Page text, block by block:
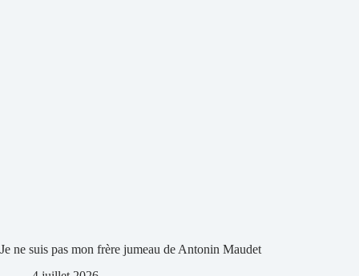
Je ne suis pas mon frère jumeau de Antonin Maudet